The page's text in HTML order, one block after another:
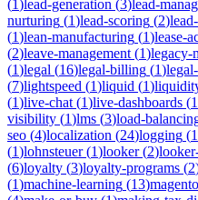
(1)lead-generation (3)lead-
nurturing (1)lead-scoring (2)
(1)lean-manufacturing (1)lease-
(2)leave-management (1)legacy-
(1)legal (16)legal-billing (1)
(7)lightspeed (1)liquid (1)
(1)live-chat (1)live-dashboards (1
visibility (1)lms (3)load-
seo (4)localization (24)logging (1
(1)lohnsteuer(1)looker(2)
(6)loyalty (3)loyalty-programs (2
(1)machine-learning (13)magento